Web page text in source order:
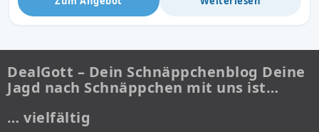
DealGott – Dein Schnäppchenblog Deine
Jagd nach Schnäppchen mit uns ist…
… vielfältig